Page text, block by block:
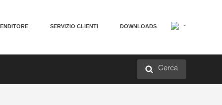
SERVIZIO CLIENTI DOWNLOADS
Cerca